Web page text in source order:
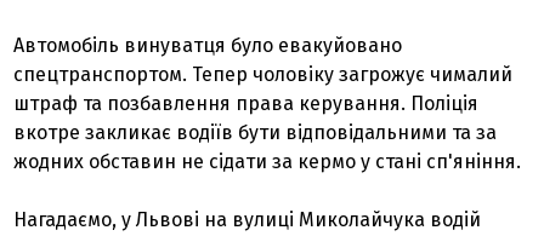
Автомобіль винуватця було евакуйовано
спецтранспортом. Тепер чоловіку загрожує чималий
штраф та позбавлення права керування. Поліція
вкотре закликає водіїв бути відповідальними та за
жодних обставин не сідати за кермо у стані сп'яніння.
Нагадаємо, у Львові на вулиці Миколайчука водій